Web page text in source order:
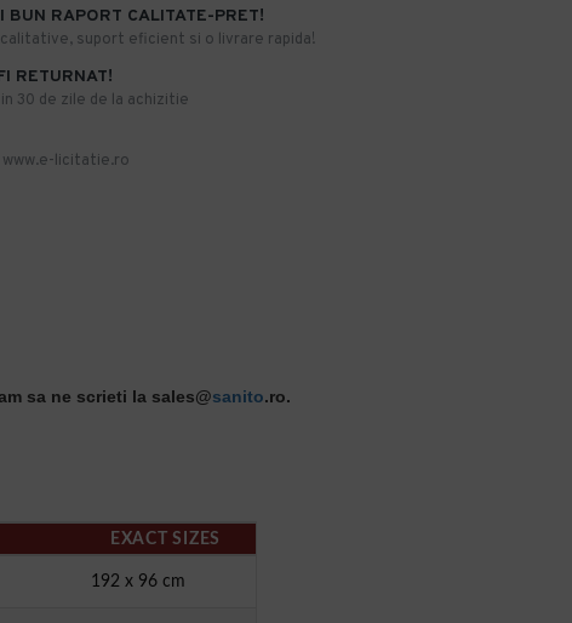
BUN RAPORT CALITATE-PRET!
suport eficient si o livrare rapida!
RETURNAT!
30 de zile de la achizitie
www.e-licitatie.ro
sa ne scrieti la sales@sanito.ro.
EXACT SIZES
192 x 96 cm